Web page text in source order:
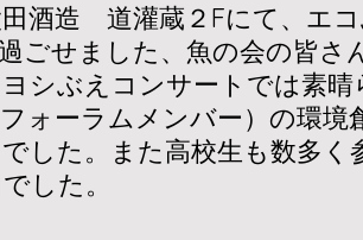
酒造 道灌蔵２Fにて、エ
ごせました、魚の会の皆さ
シぶえコンサートでは素晴
ォーラムメンバー）の環境
した。また高校生も数多く
した。